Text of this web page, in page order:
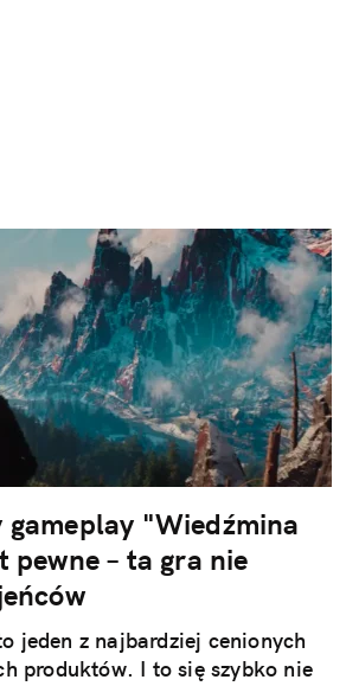
gameplay "Wiedźmina
pewne – ta gra nie
jeden z najbardziej cenionych
produktów. I to się szybko nie